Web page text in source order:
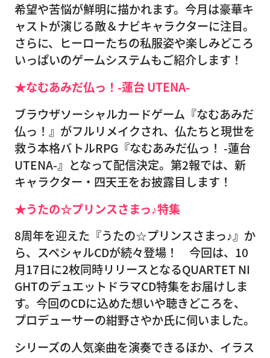
希望や苦悩が鮮明に描かれます。今月は豪華キ
ャストが演じる敵＆ナビキャラクターに注目。
さらに、ヒーローたちの私服姿や楽しみどころ
いっぱいのゲームシステムもご紹介します！
★なむあみだ仏っ！-蓮台 UTENA-
ブラウザソーシャルカードゲーム『なむあみだ
仏っ！』がフルリメイクされ、仏たちと現世を
救う本格バトルRPG『なむあみだ仏っ！ -蓮台
UTENA-』となって配信決定。第2報では、新
キャラクター・四天王をお披露目します！
★うたの☆プリンスさまっ♪特集
8周年を迎えた『うたの☆プリンスさまっ♪』か
ら、スペシャルCDが続々登場！ 今回は、10
月17日に2枚同時リリースとなるQUARTET NI
GHTのデュエットドラマCD特集をお届けしま
す。今回のCDに込めた想いや聴きどころを、
プロデューサーの紺野さやか氏に伺いました。
シリーズの人気楽曲を演奏できるほか、イラス